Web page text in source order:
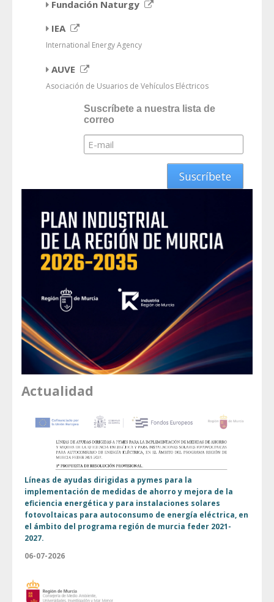
Fundación Naturgy
IEA
International Energy Agency
AUVE
Asociación de Usuarios de Vehículos Eléctricos
Suscríbete a nuestra lista de
correo
Actualidad
Líneas de ayudas dirigidas a pymes para la
implementación de medidas de ahorro y mejora de la
eficiencia energética y para instalaciones solares
fotovoltaicas para autoconsumo de energía eléctrica, en
el ámbito del programa región de murcia feder 2021-
2027.
06-07-2026